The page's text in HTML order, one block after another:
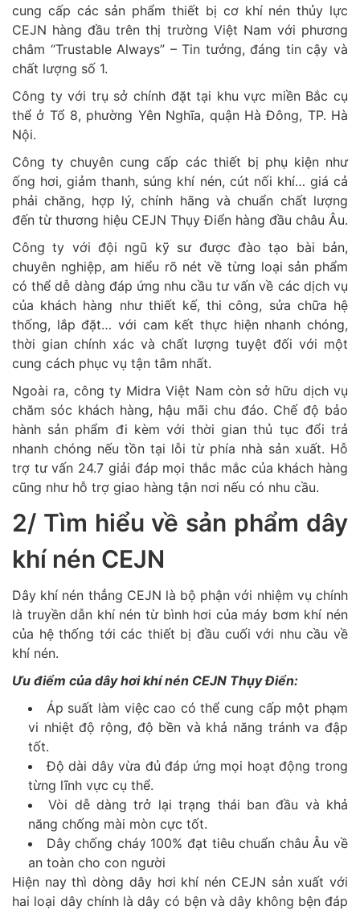
cung cấp các sản phẩm thiết bị cơ khí nén thủy lực
CEJN hàng đầu trên thị trường Việt Nam với phương
châm “Trustable Always” – Tin tưởng, đáng tin cậy và
chất lượng số 1.
Công ty với trụ sở chính đặt tại khu vực miền Bắc cụ
thể ở Tổ 8, phường Yên Nghĩa, quận Hà Đông, TP. Hà
Nội.
Công ty chuyên cung cấp các thiết bị phụ kiện như
ống hơi, giảm thanh, súng khí nén, cút nối khí… giá cả
phải chăng, hợp lý, chính hãng và chuẩn chất lượng
đến từ thương hiệu CEJN Thụy Điển hàng đầu châu Âu.
Công ty với đội ngũ kỹ sư được đào tạo bài bản,
chuyên nghiệp, am hiểu rõ nét về từng loại sản phẩm
có thể dễ dàng đáp ứng nhu cầu tư vấn về các dịch vụ
của khách hàng như thiết kế, thi công, sửa chữa hệ
thống, lắp đặt… với cam kết thực hiện nhanh chóng,
thời gian chính xác và chất lượng tuyệt đối với một
cung cách phục vụ tận tâm nhất.
Ngoài ra, công ty Midra Việt Nam còn sở hữu dịch vụ
chăm sóc khách hàng, hậu mãi chu đáo. Chế độ bảo
hành sản phẩm đi kèm với thời gian thủ tục đổi trả
nhanh chóng nếu tồn tại lỗi từ phía nhà sản xuất. Hỗ
trợ tư vấn 24.7 giải đáp mọi thắc mắc của khách hàng
cũng như hỗ trợ giao hàng tận nơi nếu có nhu cầu.
2/ Tìm hiểu về sản phẩm dây
khí nén CEJN
Dây khí nén thẳng CEJN là bộ phận với nhiệm vụ chính
là truyền dẫn khí nén từ bình hơi của máy bơm khí nén
của hệ thống tới các thiết bị đầu cuối với nhu cầu về
khí nén.
Ưu điểm của dây hơi khí nén CEJN Thụy Điển:
Áp suất làm việc cao có thể cung cấp một phạm
vi nhiệt độ rộng, độ bền và khả năng tránh va đập
tốt.
Độ dài dây vừa đủ đáp ứng mọi hoạt động trong
từng lĩnh vực cụ thể.
Vòi dễ dàng trở lại trạng thái ban đầu và khả
năng chống mài mòn cực tốt.
Dây chống cháy 100% đạt tiêu chuẩn châu Âu về
an toàn cho con người
Hiện nay thì dòng dây hơi khí nén CEJN sản xuất với
hai loại dây chính là dây có bện và dây không bện đáp